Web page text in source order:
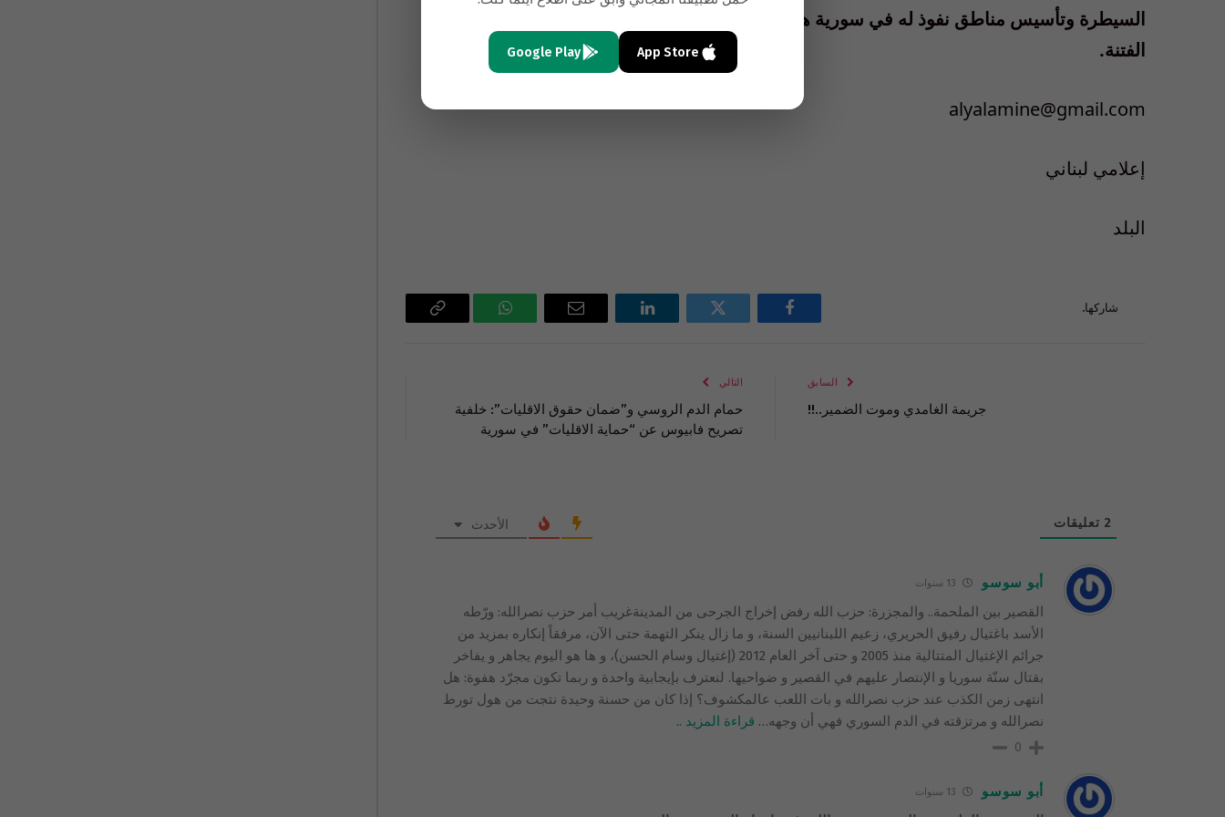
السيطرة وتأسيس مناطق نفوذ له في سورية هو الغاية الأهم التي تبرر للحزب كل هذه الدماء وحتى
الفتنة.
alyalamine@gmail.com
إعلامي لبناني
البلد
شاركها.
فيسبوك تويتر لينكدإن
البريد
واتساب
Copy
السابق
جريمة الغامدي وموت الضمير..!!
التالي
حمام الدم الروسي و”ضمان حقوق الاقليات”: خلفية
تصريح فابيوس عن “حماية الاقليات” في سورية
2 تعليقات الأحدث
أبو سوسو
القصير بين الملحمة.. والمجزرة: حزب الله رفض إخراج الجرحى من المدينةغريب أمر حزب نصرالله: ورّطه
الأسد باغتيال رفيق الحريري، زعيم اللبنانيين السنة، و ما زال ينكر التهمة حتى الآن، مرفقاً إنكاره بمزيد من
جرائم الإغتيال المتتالية منذ 2005 و حتى آخر العام 2012 (إغتيال وسام الحسن)، و ها هو اليوم يجاهر و يفاخر
بقتال سنّة سوريا و الإنتصار عليهم في القصير و ضواحيها. لنعترف بإيجابية واحدة و ربما تكون مجرّد هفوة: هل
انتهى زمن الكذب عند حزب نصرالله و بات اللعب عالمكشوف؟ إذا كان من حسنة وحيدة نتجت من هول تورط
نصرالله و مرتزقته في الدم السوري فهي أن وجهه… قراءة المزيد ..
0
أبو سوسو
App Store
Google Play